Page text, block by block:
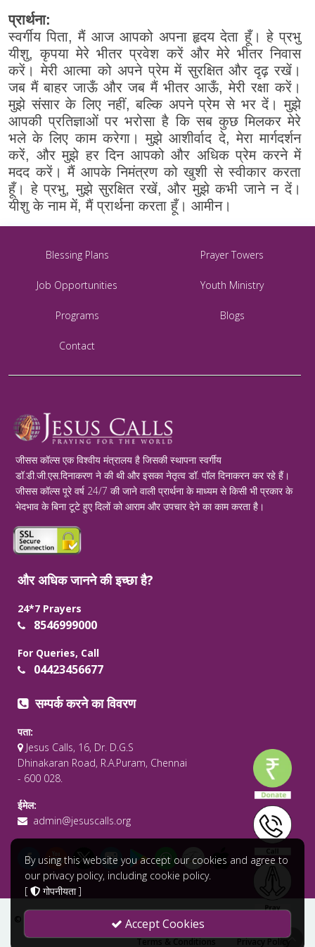
प्रार्थना:
स्वर्गीय पिता, मैं आज आपको अपना हृदय देता हूँ। हे प्रभु
यीशु, कृपया मेरे भीतर प्रवेश करें और मेरे भीतर निवास
करें। मेरी आत्मा को अपने प्रेम में सुरक्षित और दृढ़ रखें।
जब मैं बाहर जाऊँ और जब मैं भीतर आऊँ, मेरी रक्षा करें।
मुझे संसार के लिए नहीं, बल्कि अपने प्रेम से भर दें। मुझे
आपकी प्रतिज्ञाओं पर भरोसा है कि सब कुछ मिलकर मेरे
भले के लिए काम करेगा। मुझे आशीर्वाद दे, मेरा मार्गदर्शन
करें, और मुझे हर दिन आपको और अधिक प्रेम करने में
मदद करें। मैं आपके निमंत्रण को खुशी से स्वीकार करता
हूँ। हे प्रभु, मुझे सुरक्षित रखें, और मुझे कभी जाने न दें।
यीशु के नाम में, मैं प्रार्थना करता हूँ। आमीन।
Blessing Plans Prayer Towers
Job Opportunities Youth Ministry
Programs Blogs
Contact
जीसस कॉल्स एक विश्वीय मंत्रालय है जिसकी स्थापना स्वर्गीय
डॉ.डी.जी.एस.दिनाकरण ने की थी और इसका नेतृत्व डॉ. पॉल दिनाकरन कर रहे हैं।
जीसस कॉल्स पूरे वर्ष 24/7 की जाने वाली प्रार्थना के माध्यम से किसी भी प्रकार के
भेदभाव के बिना टूटे हुए दिलों को आराम और उपचार देने का काम करता है।
और अधिक जानने की इच्छा है?
24*7 Prayers
8546999000
For Queries, Call
04423456677
सम्पर्क करने का विवरण
पता:
Jesus Calls, 16, Dr. D.G.S
Dhinakaran Road, R.A.Puram, Chennai
- 600 028.
ईमेल:
admin@jesuscalls.org
Jesus Calls - Praying for the World
Terms & Conditions
Privacy Policy
By using this website you accept our cookies and agree to
our privacy policy, including cookie policy.
[
गोपनीयता]
Accept Cookies